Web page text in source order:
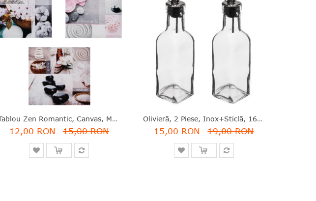
Tablou Zen Romantic, Canvas, Modele Asortate, 28x28x1.5 Cm, Atmosphera - 3560239296959
12,00 RON 15,00 RON
Olivieră, 2 Piese, Inox+sticlă, 160 Ml, Five - 3560234504349
15,00 RON 19,00 RON